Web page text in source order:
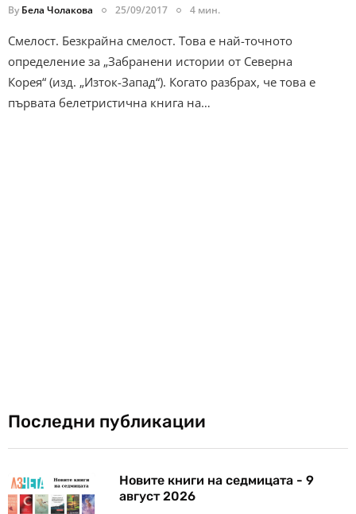
By Бела Чолакова 25/09/2017 4 мин.
Смелост. Безкрайна смелост. Това е най-точното
определение за „Забранени истории от Северна
Корея“ (изд. „Изток-Запад“). Когато разбрах, че това е
първата белетристична книга на…
Последни публикации
Новите книги на седмицата - 9
август 2026